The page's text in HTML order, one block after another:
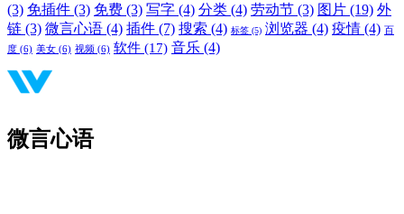
(3) 免插件 (3) 免费 (3) 写字 (4) 分类 (4) 劳动节 (3) 图片 (19) 外
链 (3) 微言心语 (4) 插件 (7) 搜索 (4) 标签 (5) 浏览器 (4) 疫情 (4) 百
度 (6) 美女 (6) 视频 (6) 软件 (17) 音乐 (4)
微言心语